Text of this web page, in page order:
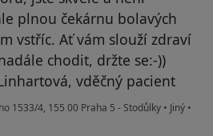
plnou čekárnu bolavých
vstříc. Ať vám slouží zdraví
chodit, držte se:-))
vděčný pacient
1533/4, 155 00 Praha 5 - Stodůlky • Jiný •